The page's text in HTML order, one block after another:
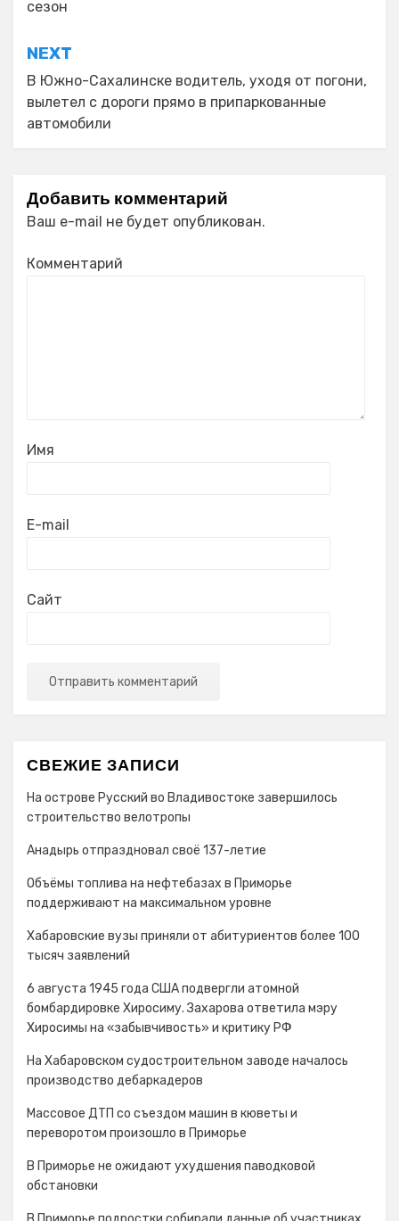
записям
сезон
NEXT
В Южно-Сахалинске водитель, уходя от погони,
вылетел с дороги прямо в припаркованные
автомобили
Добавить комментарий
Ваш e-mail не будет опубликован.
Комментарий
Имя
E-mail
Сайт
СВЕЖИЕ ЗАПИСИ
На острове Русский во Владивостоке завершилось
строительство велотропы
Анадырь отпраздновал своё 137-летие
Объёмы топлива на нефтебазах в Приморье
поддерживают на максимальном уровне
Хабаровские вузы приняли от абитуриентов более 100
тысяч заявлений
6 августа 1945 года США подвергли атомной
бомбардировке Хиросиму. Захарова ответила мэру
Хиросимы на «забывчивость» и критику РФ
На Хабаровском судостроительном заводе началось
производство дебаркадеров
Массовое ДТП со съездом машин в кюветы и
переворотом произошло в Приморье
В Приморье не ожидают ухудшения паводковой
обстановки